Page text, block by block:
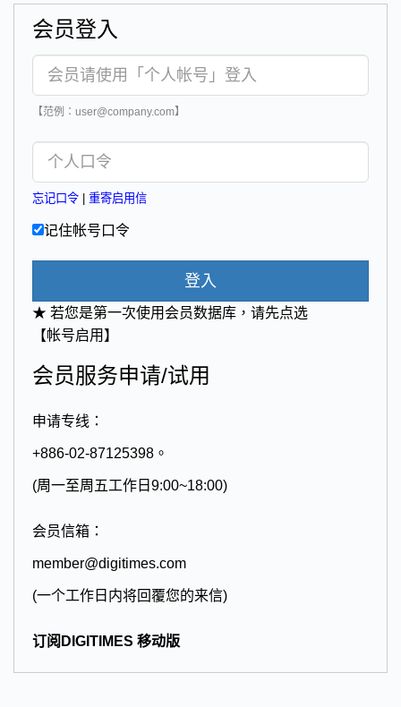
会员登入
【范例：user@company.com】
忘记口令 重寄启用信
记住帐号口令
登入
★ 若您是第一次使用会员数据库，请先点选
【帐号启用】
会员服务申请/试用
申请专线：
+886-02-87125398。
(周一至周五工作日9:00~18:00)
会员信箱：
member@digitimes.com
(一个工作日内将回覆您的来信)
订阅DIGITIMES 移动版